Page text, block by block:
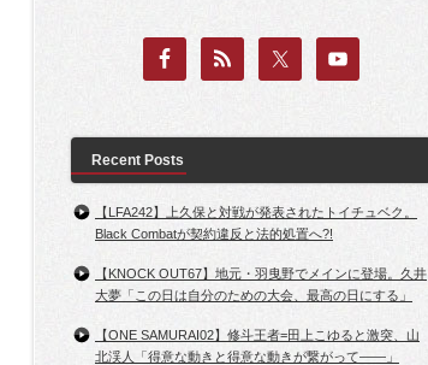
Recent Posts
【LFA242】上久保と対戦が発表されたトイチュベク。
Black Combatが契約違反と法的処置へ?!
【KNOCK OUT67】地元・羽曳野でメインに登場。久井
大夢「この日は自分のための大会、最高の日にする」
【ONE SAMURAI02】修斗王者=田上こゆると激突、山
北渓人「得意な動きと得意な動きが繋がって――」